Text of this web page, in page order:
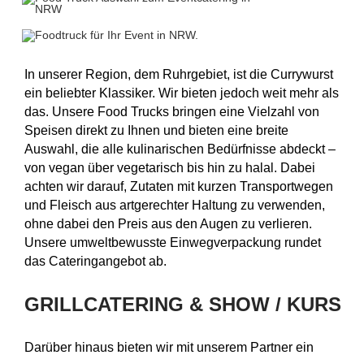
In unserer Region, dem Ruhrgebiet, ist die Currywurst
ein beliebter Klassiker. Wir bieten jedoch weit mehr als
das. Unsere Food Trucks bringen eine Vielzahl von
Speisen direkt zu Ihnen und bieten eine breite
Auswahl, die alle kulinarischen Bedürfnisse abdeckt –
von vegan über vegetarisch bis hin zu halal. Dabei
achten wir darauf, Zutaten mit kurzen Transportwegen
und Fleisch aus artgerechter Haltung zu verwenden,
ohne dabei den Preis aus den Augen zu verlieren.
Unsere umweltbewusste Einwegverpackung rundet
das Cateringangebot ab.
GRILLCATERING & SHOW / KURS
Darüber hinaus bieten wir mit unserem Partner ein